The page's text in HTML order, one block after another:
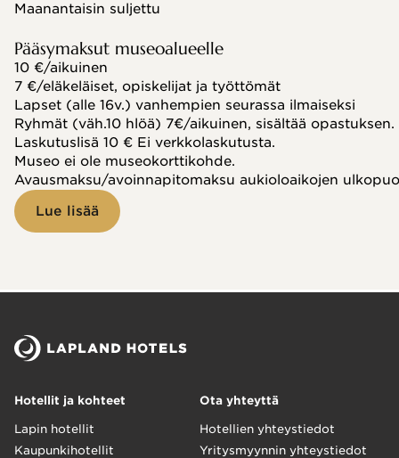
Maanantaisin suljettu
Pääsymaksut museoalueelle
10 €/aikuinen
7 €/eläkeläiset, opiskelijat ja työttömät
Lapset (alle 16v.) vanhempien seurassa ilmaiseksi
Ryhmät (väh.10 hlöä) 7€/aikuinen, sisältää
Laskutuslisä 10 € Ei verkkolaskutusta.
Museo ei ole museokorttikohde.
Avausmaksu/avoinnapitomaksu aukioloaikojen
Lue lisää
Hotellit ja kohteet
Lapin hotellit
Kaupunkihotellit
Ota yhteyttä
Hotellien yhteystiedot
Yritysmyynnin yhteystiedot